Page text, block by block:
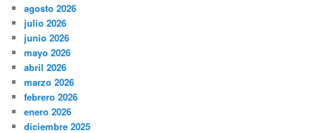
agosto 2026
julio 2026
junio 2026
mayo 2026
abril 2026
marzo 2026
febrero 2026
enero 2026
diciembre 2025